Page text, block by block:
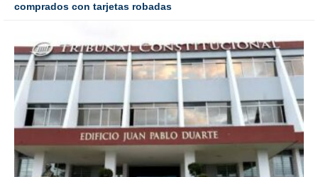
comprados con tarjetas robadas